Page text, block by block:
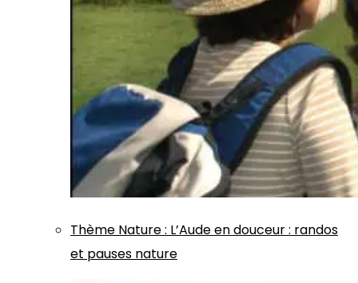
Thème Nature: L’Aude en douceur : randos
et pauses nature